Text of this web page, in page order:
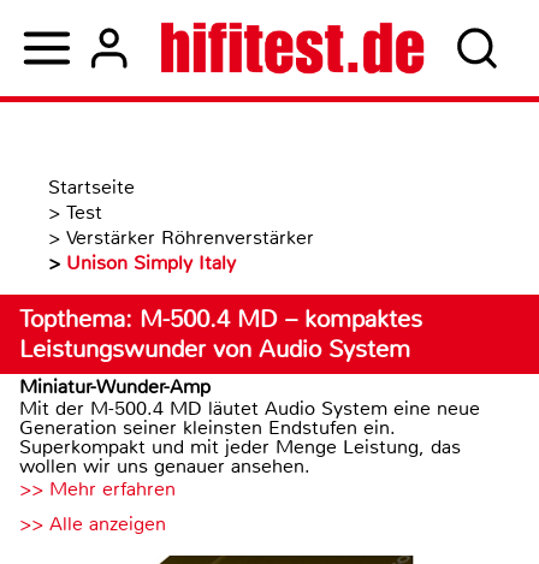
Startseite
> Test
> Verstärker Röhrenverstärker
> Unison Simply Italy
Topthema: M-500.4 MD – kompaktes
Leistungswunder von Audio System
Miniatur-Wunder-Amp
Mit der M-500.4 MD läutet Audio System eine neue
Generation seiner kleinsten Endstufen ein.
Superkompakt und mit jeder Menge Leistung, das
wollen wir uns genauer ansehen.
>> Mehr erfahren
>> Alle anzeigen